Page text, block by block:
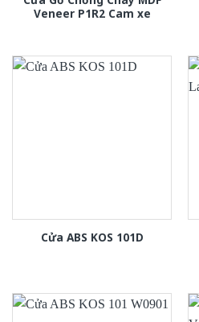
Veneer P1R2 Cam xe
Cửa ABS KOS 101D